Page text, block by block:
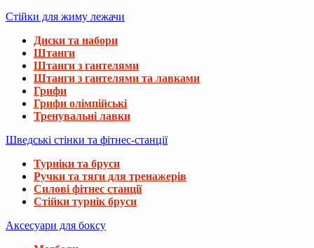
Стійки для жиму лежачи
Диски та набори
Штанги
Штанги з гантелями
Штанги з гантелями та лавками
Грифи
Грифи олімпійські
Тренувальні лавки
Шведські стінки та фітнес-станції
Турніки та бруси
Ручки та тяги для тренажерів
Силові фітнес станції
Стійки турнік бруси
Аксесуари для боксу